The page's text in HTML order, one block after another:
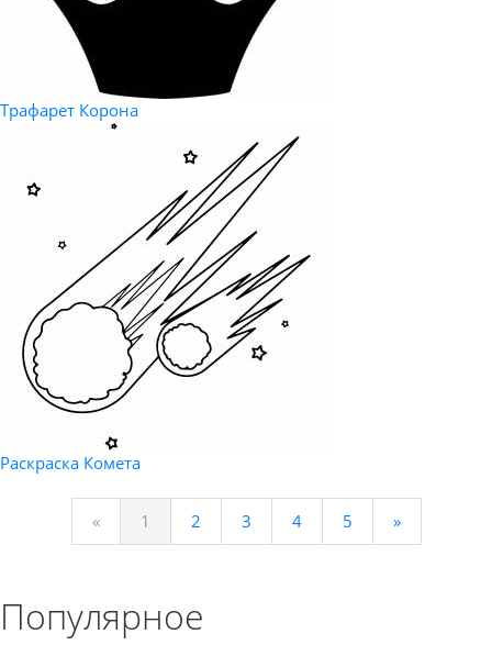
Трафарет Корона
Раскраска Комета
« 1 2 3 4 5 »
Популярное